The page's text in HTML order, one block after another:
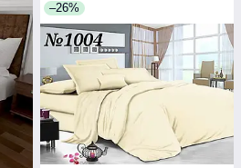
–26%